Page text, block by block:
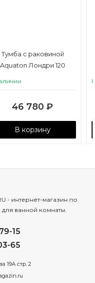
Тумба с раковиной
Aquaton Лондри 120
46 780 ₽
В корзину
- интернет-магазин по
ванной комнаты.
15
65
19А стр. 2